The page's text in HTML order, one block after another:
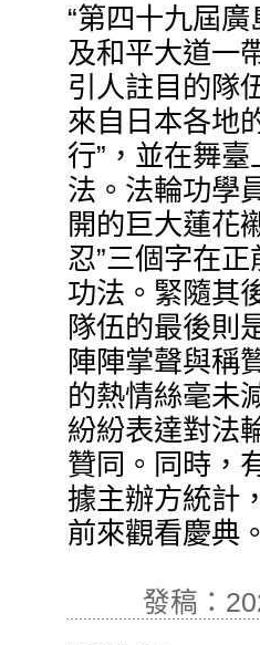
“第四十九屆
及和平大道一
引人註目的隊
來自日本各地
行”，並在舞
法。法輪功學
開的巨大蓮花
忍”三個字在
功法。緊隨其
隊伍的最後則
陣陣掌聲與稱
的熱情絲毫未
紛紛表達對
贊同。同時，
據主辦方統計
前來觀看慶典
發稿：